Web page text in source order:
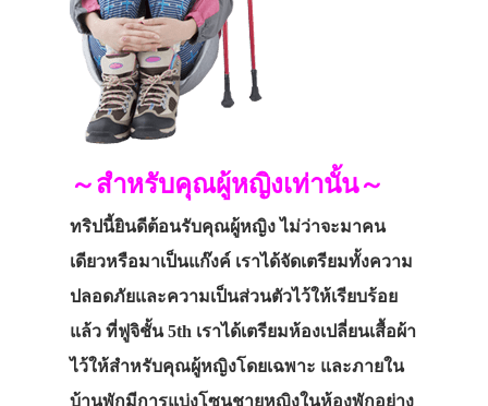
～สำหรับคุณผู้หญิงเท่านั้น～
ทริปนี้ยินดีต้อนรับคุณผู้หญิง ไม่ว่าจะมาคน
เดียวหรือมาเป็นแก๊งค์ เราได้จัดเตรียมทั้งความ
ปลอดภัยและความเป็นส่วนตัวไว้ให้เรียบร้อย
แล้ว ที่ฟูจิชั้น 5th เราได้เตรียมห้องเปลี่ยนเสื้อผ้า
ไว้ให้สำหรับคุณผู้หญิงโดยเฉพาะ และภายใน
บ้านพักมีการแบ่งโซนชายหญิงในห้องพักอย่าง